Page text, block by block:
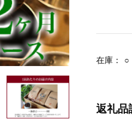
在庫： ○
返礼品